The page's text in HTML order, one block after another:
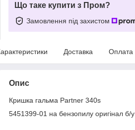
Що таке купити з Пром?
Замовлення під захистом
Доставка Оплата
Опис
Кришка гальма Partner 340s
5451399-01 на бензопилу оригінал б/у